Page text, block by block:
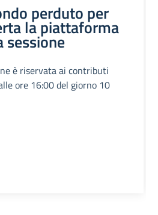
perduto per
la piattaforma
sessione
è riservata ai contributi
ore 16:00 del giorno 10